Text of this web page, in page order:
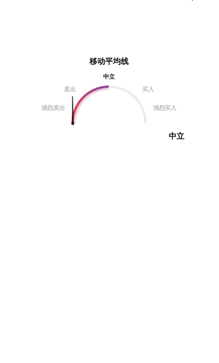
移动平均线
中立
卖出
买入
强烈卖出 强烈买入
中立